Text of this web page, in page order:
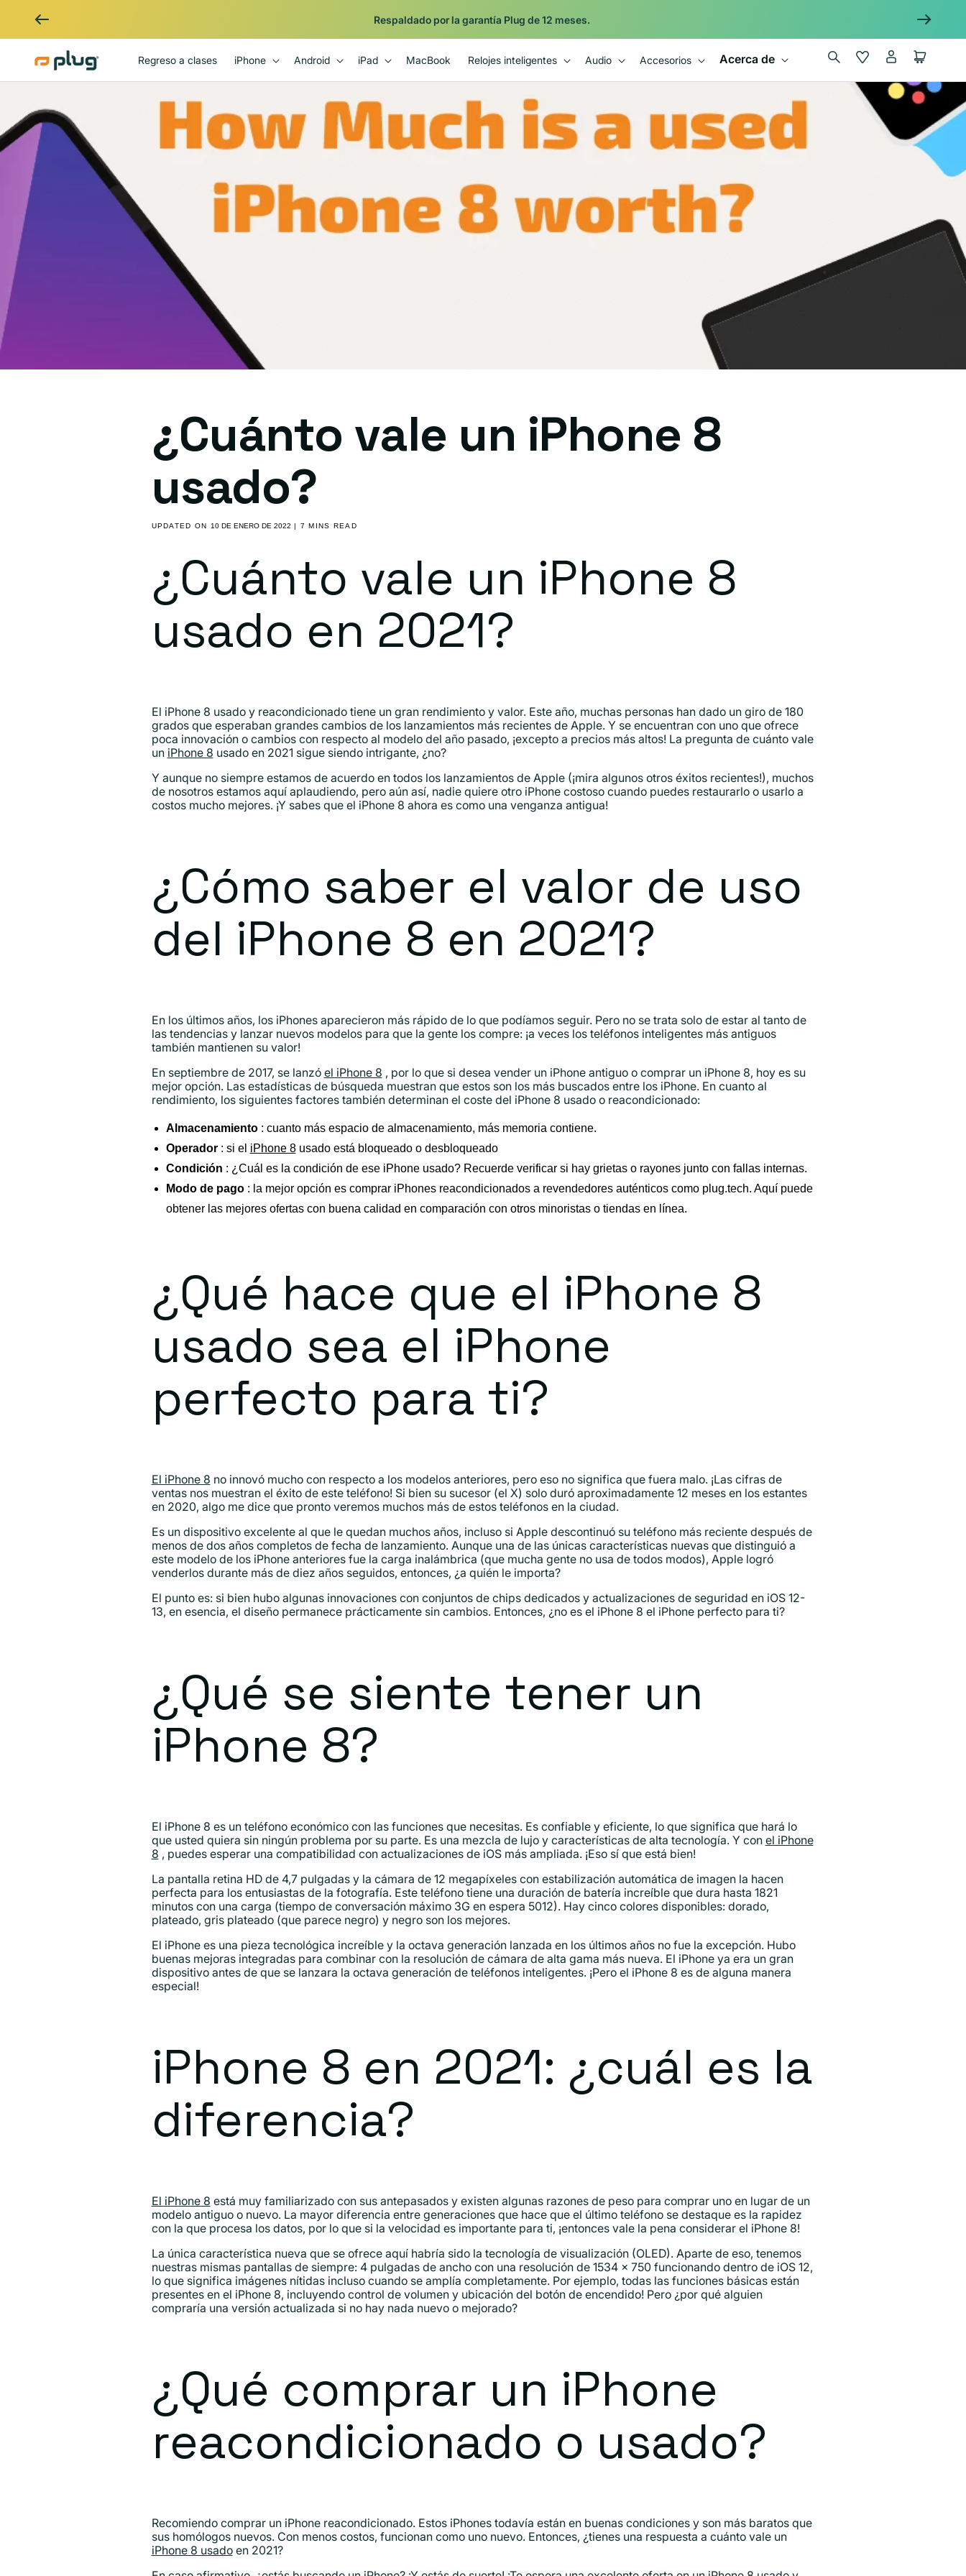
Respaldado por la garantía Plug de 12 meses.
Regreso a clases iPhone Android iPad MacBook Relojes inteligentes Audio Accesorios Acerca de Wishlist
sesión
Carrito
¿Cuánto vale un iPhone 8
usado?
UPDATED ON 10 DE ENERO DE 2022 | 7 MINS READ
¿Cuánto vale un iPhone 8
usado en 2021?
El iPhone 8 usado y reacondicionado tiene un gran rendimiento y valor. Este año, muchas personas han dado un giro de 180
grados que esperaban grandes cambios de los lanzamientos más recientes de Apple. Y se encuentran con uno que ofrece
poca innovación o cambios con respecto al modelo del año pasado, ¡excepto a precios más altos! La pregunta de cuánto vale
un iPhone 8 usado en 2021 sigue siendo intrigante, ¿no?
Y aunque no siempre estamos de acuerdo en todos los lanzamientos de Apple (¡mira algunos otros éxitos recientes!), muchos
de nosotros estamos aquí aplaudiendo, pero aún así, nadie quiere otro iPhone costoso cuando puedes restaurarlo o usarlo a
costos mucho mejores. ¡Y sabes que el iPhone 8 ahora es como una venganza antigua!
¿Cómo saber el valor de uso
del iPhone 8 en 2021?
En los últimos años, los iPhones aparecieron más rápido de lo que podíamos seguir. Pero no se trata solo de estar al tanto de
las tendencias y lanzar nuevos modelos para que la gente los compre: ¡a veces los teléfonos inteligentes más antiguos
también mantienen su valor!
En septiembre de 2017, se lanzó el iPhone 8 , por lo que si desea vender un iPhone antiguo o comprar un iPhone 8, hoy es su
mejor opción. Las estadísticas de búsqueda muestran que estos son los más buscados entre los iPhone. En cuanto al
rendimiento, los siguientes factores también determinan el coste del iPhone 8 usado o reacondicionado:
Almacenamiento : cuanto más espacio de almacenamiento, más memoria contiene.
Operador : si el iPhone 8usado está bloqueado o desbloqueado
Condición : ¿Cuál es la condición de ese iPhone usado? Recuerde verificar si hay grietas o rayones junto con fallas internas.
Modo de pago : la mejor opción es comprar iPhones reacondicionados a revendedores auténticos como plug.tech. Aquí puede
obtener las mejores ofertas con buena calidad en comparación con otros minoristas o tiendas en línea.
¿Qué hace que el iPhone 8
usado sea el iPhone
perfecto para ti?
El iPhone 8 no innovó mucho con respecto a los modelos anteriores, pero eso no significa que fuera malo. ¡Las cifras de
ventas nos muestran el éxito de este teléfono! Si bien su sucesor (el X) solo duró aproximadamente 12 meses en los estantes
en 2020, algo me dice que pronto veremos muchos más de estos teléfonos en la ciudad.
Es un dispositivo excelente al que le quedan muchos años, incluso si Apple descontinuó su teléfono más reciente después de
menos de dos años completos de fecha de lanzamiento. Aunque una de las únicas características nuevas que distinguió a
este modelo de los iPhone anteriores fue la carga inalámbrica (que mucha gente no usa de todos modos), Apple logró
venderlos durante más de diez años seguidos, entonces, ¿a quién le importa?
El punto es: si bien hubo algunas innovaciones con conjuntos de chips dedicados y actualizaciones de seguridad en iOS 12-
13, en esencia, el diseño permanece prácticamente sin cambios. Entonces, ¿no es el iPhone 8 el iPhone perfecto para ti?
¿Qué se siente tener un
iPhone 8?
El iPhone 8 es un teléfono económico con las funciones que necesitas. Es confiable y eficiente, lo que significa que hará lo
que usted quiera sin ningún problema por su parte. Es una mezcla de lujo y características de alta tecnología. Y con el iPhone
8 , puedes esperar una compatibilidad con actualizaciones de iOS más ampliada. ¡Eso sí que está bien!
La pantalla retina HD de 4,7 pulgadas y la cámara de 12 megapíxeles con estabilización automática de imagen la hacen
perfecta para los entusiastas de la fotografía. Este teléfono tiene una duración de batería increíble que dura hasta 1821
minutos con una carga (tiempo de conversación máximo 3G en espera 5012). Hay cinco colores disponibles: dorado,
plateado, gris plateado (que parece negro) y negro son los mejores.
El iPhone es una pieza tecnológica increíble y la octava generación lanzada en los últimos años no fue la excepción. Hubo
buenas mejoras integradas para combinar con la resolución de cámara de alta gama más nueva. El iPhone ya era un gran
dispositivo antes de que se lanzara la octava generación de teléfonos inteligentes. ¡Pero el iPhone 8 es de alguna manera
especial!
iPhone 8 en 2021: ¿cuál es la
diferencia?
El iPhone 8 está muy familiarizado con sus antepasados ​​y existen algunas razones de peso para comprar uno en lugar de un
modelo antiguo o nuevo. La mayor diferencia entre generaciones que hace que el último teléfono se destaque es la rapidez
con la que procesa los datos, por lo que si la velocidad es importante para ti, ¡entonces vale la pena considerar el iPhone 8!
La única característica nueva que se ofrece aquí habría sido la tecnología de visualización (OLED). Aparte de eso, tenemos
nuestras mismas pantallas de siempre: 4 pulgadas de ancho con una resolución de 1534 x 750 funcionando dentro de iOS 12,
lo que significa imágenes nítidas incluso cuando se amplía completamente. Por ejemplo, todas las funciones básicas están
presentes en el iPhone 8, incluyendo control de volumen y ubicación del botón de encendido! Pero ¿por qué alguien
compraría una versión actualizada si no hay nada nuevo o mejorado?
¿Qué comprar un iPhone
reacondicionado o usado?
Recomiendo comprar un iPhone reacondicionado. Estos iPhones todavía están en buenas condiciones y son más baratos que
sus homólogos nuevos. Con menos costos, funcionan como uno nuevo. Entonces, ¿tienes una respuesta a cuánto vale un
iPhone 8 usadoen 2021?